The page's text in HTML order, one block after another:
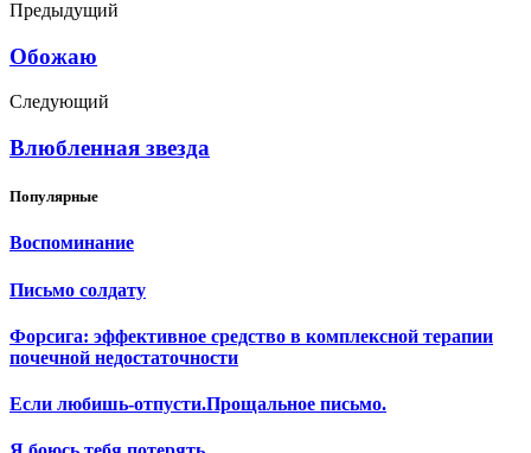
Предыдущий
Обожаю
Следующий
Влюбленная звезда
Популярные
Воспоминание
Письмо солдату
Форсига: эффективное средство в комплексной терапии
почечной недостаточности
Если любишь-отпусти.Прощальное письмо.